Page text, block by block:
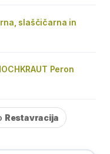
slaščičarna in
Peron
Restavracija